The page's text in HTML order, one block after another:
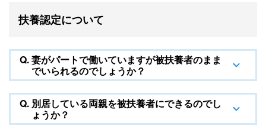
扶養認定について
Q.妻がパートで働いていますが被扶養者のまま
でいられるのでしょうか？
Q. 別居している両親を被扶養者にできるのでし
ょうか？